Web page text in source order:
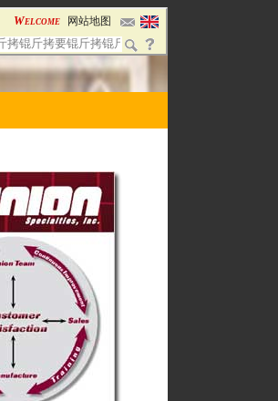
Welcome 网站地图